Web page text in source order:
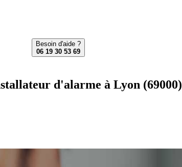
Besoin d'aide ?
06 19 30 53 69
d'alarme à Lyon (69000)